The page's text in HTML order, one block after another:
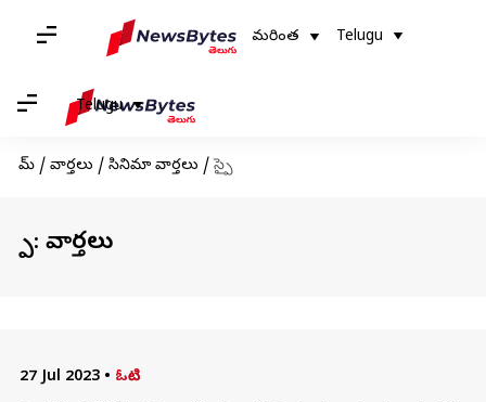
మరింత Telugu
Telugu
హోమ్ / వార్తలు / సినిమా వార్తలు / స్పై
స్పై: వార్తలు
27 Jul 2023 • ఓటిటి